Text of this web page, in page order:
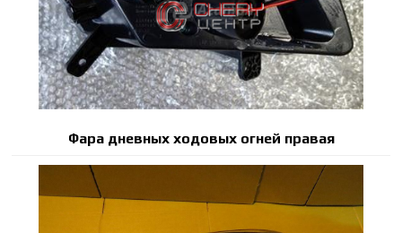
Фара дневных ходовых огней правая